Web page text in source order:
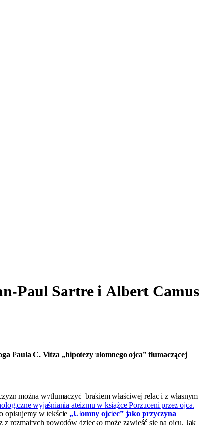
Paul Sartre i Albert Camus
Paula C. Vitza „hipotezy ułomnego ojca” tłumaczącej
można wytłumaczyć brakiem właściwej relacji z własnym
wyjaśniania ateizmu w książce Porzuceni przez ojca.
opisujemy w tekście „Ułomny ojciec” jako przyczyna
rozmaitych powodów dziecko może zawieść się na ojcu. Jak